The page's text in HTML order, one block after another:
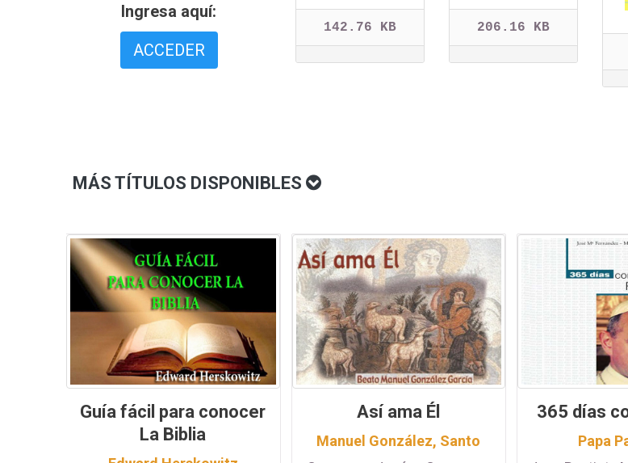
Ingresa aquí:
ACCEDER
142.76 KB 206.16 KB
MÁS TÍTULOS DISPONIBLES
Guía fácil para conocer
La Biblia
Así ama Él
Manuel González, Santo
365 días
Papa